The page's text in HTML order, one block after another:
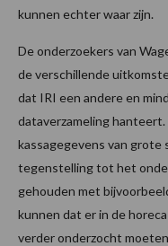
kunnen echter waar zijn.
De onderzoekers van
de verschillende
dat IRI een andere en
dataverzameling
kassagegevens van grote
tegenstelling tot het
gehouden met
kunnen dat er in de
verder onderzocht